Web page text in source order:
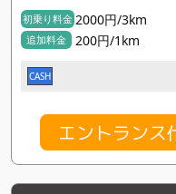
初乗り料金 2000円/3km
追加料金 200円/1km
CASH
エントランス